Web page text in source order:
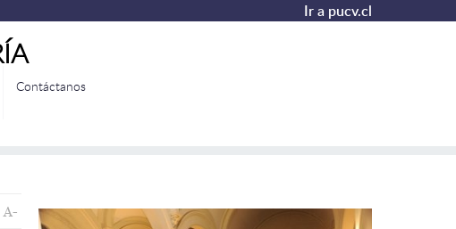
Ir a pucv.cl
Contáctanos